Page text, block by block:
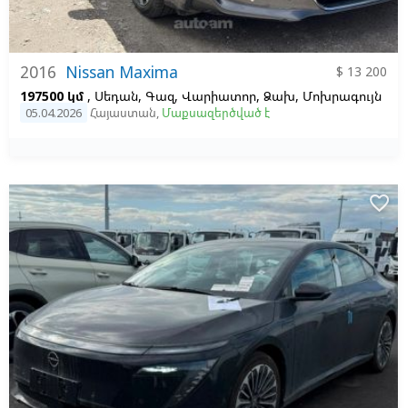
2016 Nissan Maxima
$ 13 200
197500 կմ , Սեդան, Գազ, Վարիատոր, Ձախ, Մոխրագույն
05.04.2026 Հայաստան, Մաքսազերծված է
favorite_border